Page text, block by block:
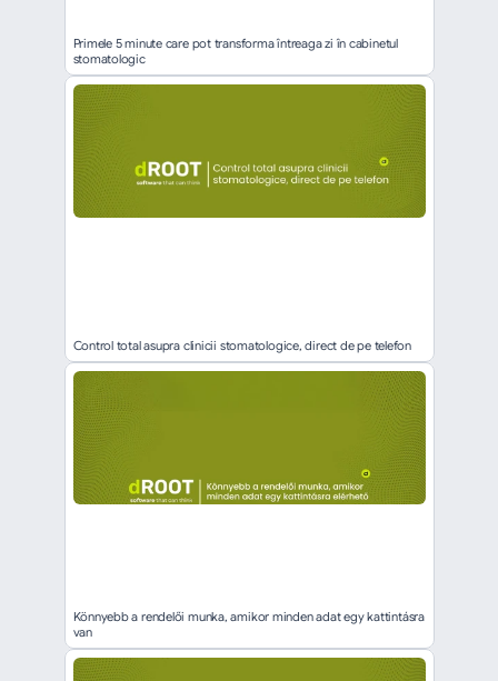
Primele 5 minute care pot transforma întreaga zi în cabinetul
stomatologic
Control total asupra clinicii stomatologice, direct de pe telefon
Könnyebb a rendelői munka, amikor minden adat egy kattintásra
van